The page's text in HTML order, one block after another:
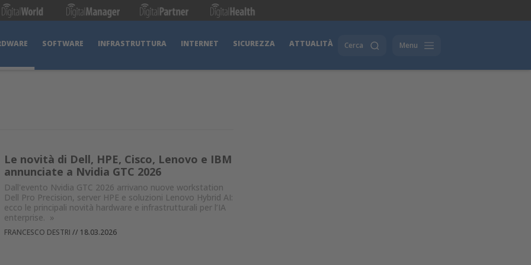
SOFTWARE INFRASTRUTTURA INTERNET SICUREZZA ATTUALITÀ Cerca Menu
Le novità di Dell, HPE, Cisco, Lenovo e IBM
annunciate a Nvidia GTC 2026
Dall'evento Nvidia GTC 2026 arrivano nuove workstation
Dell Pro Precision, server HPE e soluzioni Lenovo Hybrid AI:
ecco le principali novità hardware e infrastrutturali per l’IA
enterprise. »
FRANCESCO DESTRI // 18.03.2026